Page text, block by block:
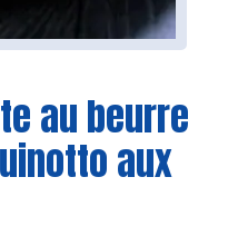
au beurre
aux